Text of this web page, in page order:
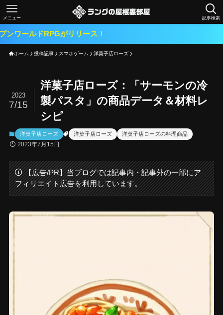
記事検索
メニュー
がリリース！
ホーム 投稿記事 スマホゲーム 洋菓子店ローズ
洋菓子店ローズ：「サーモンの冷
製パスタ」の商品データ＆材料レ
シピ
2023
7/15
洋菓子店ローズ 洋菓子店ローズ 洋菓子店ローズの料理商品
2023年7月15日
【広告/PR】当ブログでは記事内・記事外の一部にア
フィリエイト広告を利用しています。